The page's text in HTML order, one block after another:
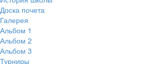
Доска почета
Галерея
Альбом 1
Альбом 2
Альбом 3
Турниры